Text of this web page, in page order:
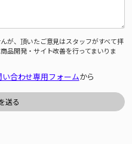
が、頂いたご意見はスタッフがすべて拝
品開発・サイト改善を行ってまいりま
い合わせ専用フォームから